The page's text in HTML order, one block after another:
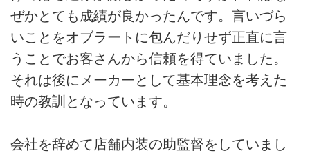
ぜかとても成績が良かったんです。言いづら
いことをオブラートに包んだりせず正直に言
うことでお客さんから信頼を得ていました。
それは後にメーカーとして基本理念を考えた
時の教訓となっています。
会社を辞めて店舗内装の助監督をしていまし